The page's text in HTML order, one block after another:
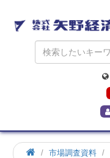
市場調査資料